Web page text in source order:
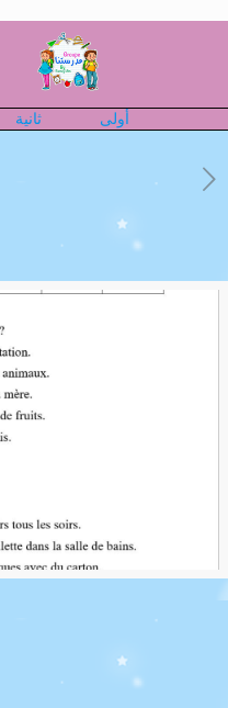
أولى ثانية